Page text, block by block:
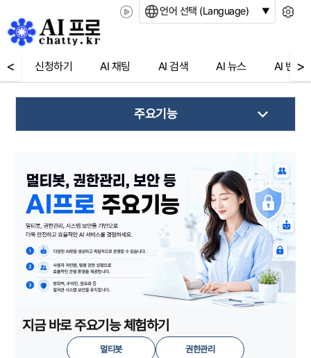
< 신청하기 AI 채팅 AI 검색 AI 뉴스 AI 번역
>
주요기능
지금 바로 주요기능 체험하기
멀티봇 권한관리
언어 선택 (Language)